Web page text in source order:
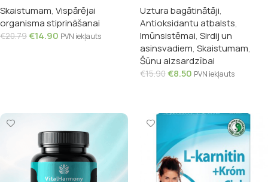
Skaistumam, Vispārējai
organisma stiprināšanai
€20.79€14.90 PVN iekļauts
Uztura bagātinātāji,
Antioksidantu atbalsts,
Imūnsistēmai, Sirdij un
asinsvadiem, Skaistumam,
Šūnu aizsardzībai
€15.90€8.50 PVN iekļauts